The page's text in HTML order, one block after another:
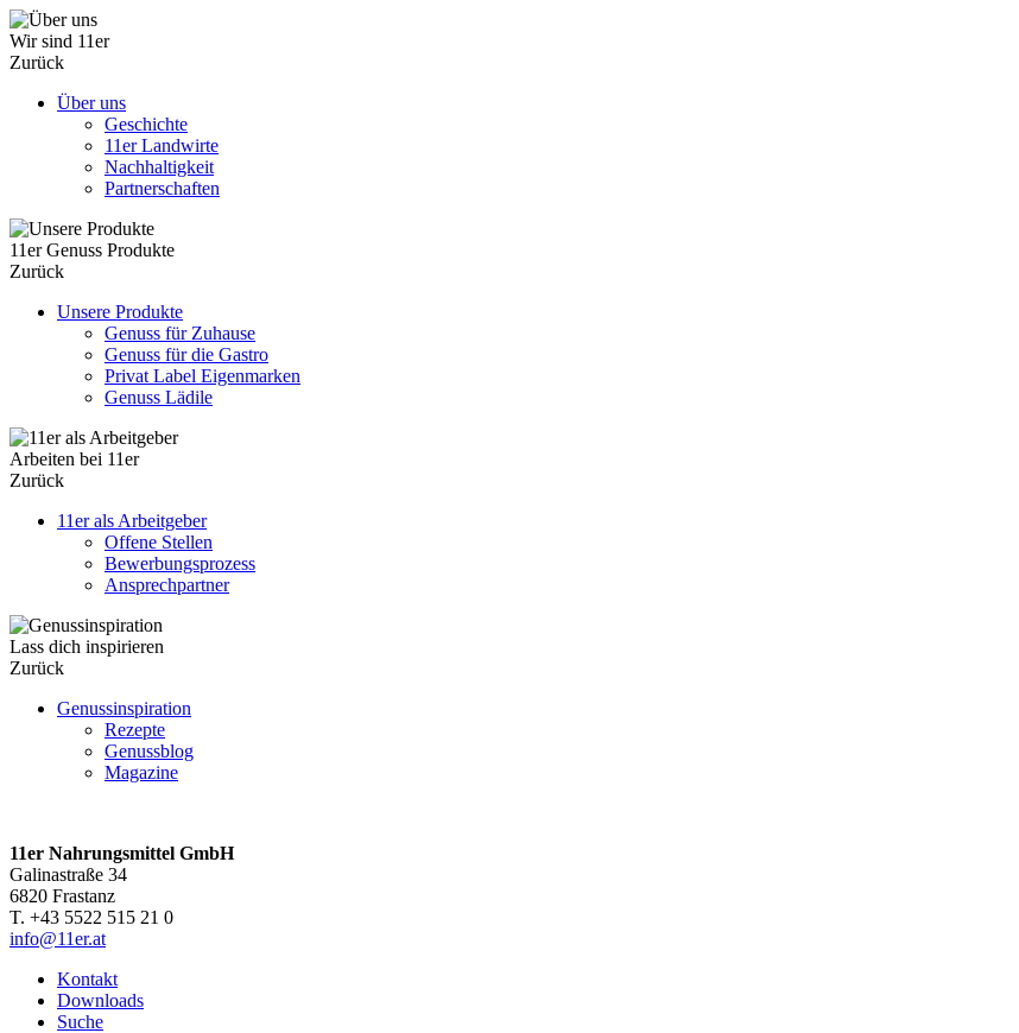
Wir sind 11er
Zurück
Über uns
Geschichte
11er Landwirte
Nachhaltigkeit
Partnerschaften
11er Genuss Produkte
Zurück
Unsere Produkte
Genuss für Zuhause
Genuss für die Gastro
Privat Label Eigenmarken
Genuss Lädile
Arbeiten bei 11er
Zurück
11er als Arbeitgeber
Offene Stellen
Bewerbungsprozess
Ansprechpartner
Lass dich inspirieren
Zurück
Genussinspiration
Rezepte
Genussblog
Magazine
11er Nahrungsmittel GmbH
Galinastraße 34
6820 Frastanz
T. +43 5522 515 21 0
info@11er.at
Kontakt
Downloads
Suche